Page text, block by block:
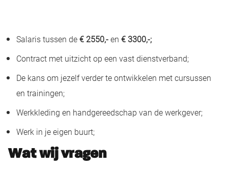
Salaris tussen de € 2550,- en € 3300,-;
Contract met uitzicht op een vast dienstverband;
De kans om jezelf verder te ontwikkelen met cursussen
en trainingen;
Werkkleding en handgereedschap van de werkgever;
Werk in je eigen buurt;
Wat wij vragen